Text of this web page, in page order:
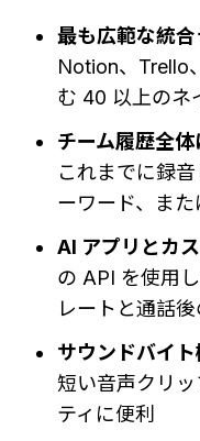
最も広範な統合
Notion、Trello
む 40 以上のネ
チーム履歴全
これまでに録
ーワード、ま
AI アプリとカ
の API を使用
レートと通話
サウンドバイ
短い音声クリ
ティに便利